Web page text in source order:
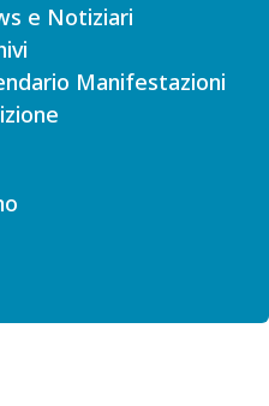
e Notiziari
Manifestazioni